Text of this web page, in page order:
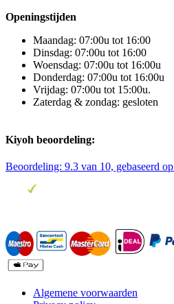
Openingstijden
Maandag: 07:00u tot 16:00
Dinsdag: 07:00u tot 16:00
Woensdag: 07:00u tot 16:00u
Donderdag: 07:00u tot 16:00u
Vrijdag: 07:00u tot 15:00u.
Zaterdag & zondag: gesloten
Kiyoh beoordeling:
Beoordeling: 9.3 van 10, gebaseerd op
Algemene voorwaarden